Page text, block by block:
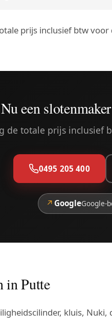
prijs inclusief btw
Nu een
de totale prijs
0495 205 400
↗ GoogleGoogle-
in Putte
kluis,